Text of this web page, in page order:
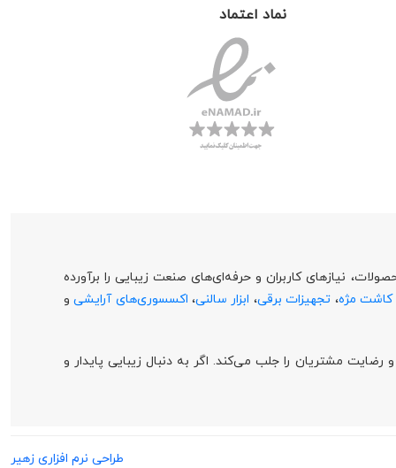
نماد اعتماد
نیازهای کاربران و حرفه‌ای‌های صنعت زیبایی را برآورده
کاشت مژه، تجهیزات برقی، ابزار سالنی، اکسسوری‌های آرایشیو
مشتریان را جلب می‌کند. اگر به دنبال زیبایی پایدار و
طراحی نرم افزاری زهیر